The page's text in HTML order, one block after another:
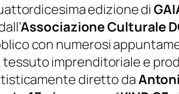
edizione di
Associazione Culturale
con numerosi
imprenditoriale e
diretto da